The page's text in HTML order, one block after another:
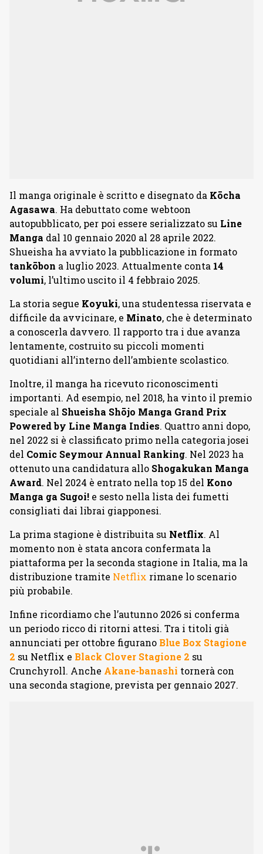
Il manga originale è scritto e disegnato da Kōcha
Agasawa. Ha debuttato come webtoon
autopubblicato, per poi essere serializzato su Line
Manga dal 10 gennaio 2020 al 28 aprile 2022.
Shueisha ha avviato la pubblicazione in formato
tankōbon a luglio 2023. Attualmente conta 14
volumi, l’ultimo uscito il 4 febbraio 2025.
La storia segue Koyuki, una studentessa riservata e
difficile da avvicinare, e Minato, che è determinato
a conoscerla davvero. Il rapporto tra i due avanza
lentamente, costruito su piccoli momenti
quotidiani all’interno dell’ambiente scolastico.
Inoltre, il manga ha ricevuto riconoscimenti
importanti. Ad esempio, nel 2018, ha vinto il premio
speciale al Shueisha Shōjo Manga Grand Prix
Powered by Line Manga Indies. Quattro anni dopo,
nel 2022 si è classificato primo nella categoria josei
del Comic Seymour Annual Ranking. Nel 2023 ha
ottenuto una candidatura allo Shogakukan Manga
Award. Nel 2024 è entrato nella top 15 del Kono
Manga ga Sugoi! e sesto nella lista dei fumetti
consigliati dai librai giapponesi.
La prima stagione è distribuita su Netflix. Al
momento non è stata ancora confermata la
piattaforma per la seconda stagione in Italia, ma la
distribuzione tramite Netflix rimane lo scenario
più probabile.
Infine ricordiamo che l’autunno 2026 si conferma
un periodo ricco di ritorni attesi. Tra i titoli già
annunciati per ottobre figurano Blue Box Stagione
2 su Netflix e Black Clover Stagione 2 su
Crunchyroll. Anche Akane-banashi tornerà con
una seconda stagione, prevista per gennaio 2027.